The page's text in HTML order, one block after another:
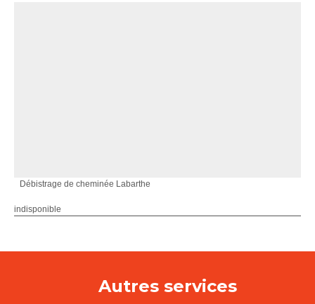
Débistrage de cheminée Labarthe
indisponible
Autres services